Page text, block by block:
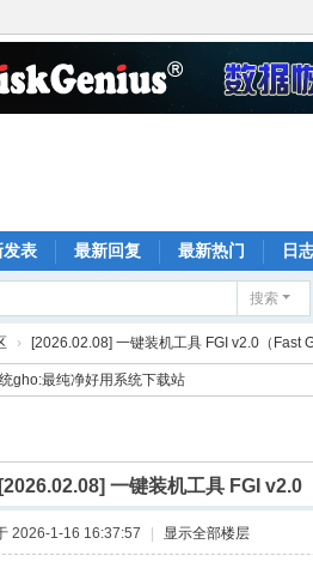
发表 最新回复 最新热门 日
搜索
› [2026.02.08] 一键装机工具 FGI v2.0（Fast
gho:最纯净好用系统下载站
[2026.02.08] 一键装机工具 FGI v2.0
2026-1-16 16:37:57 显示全部楼层